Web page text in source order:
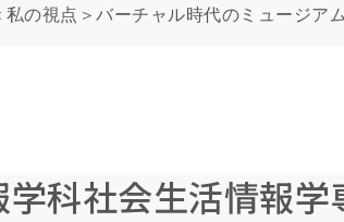
私の視点＞バーチャル時代のミュージア
科社会生活情報